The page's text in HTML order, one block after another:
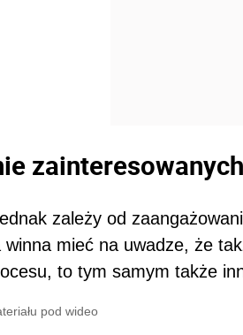
zainteresowanych
zależy od
winna mieć na uwadze, że
to tym samym także
pod wideo